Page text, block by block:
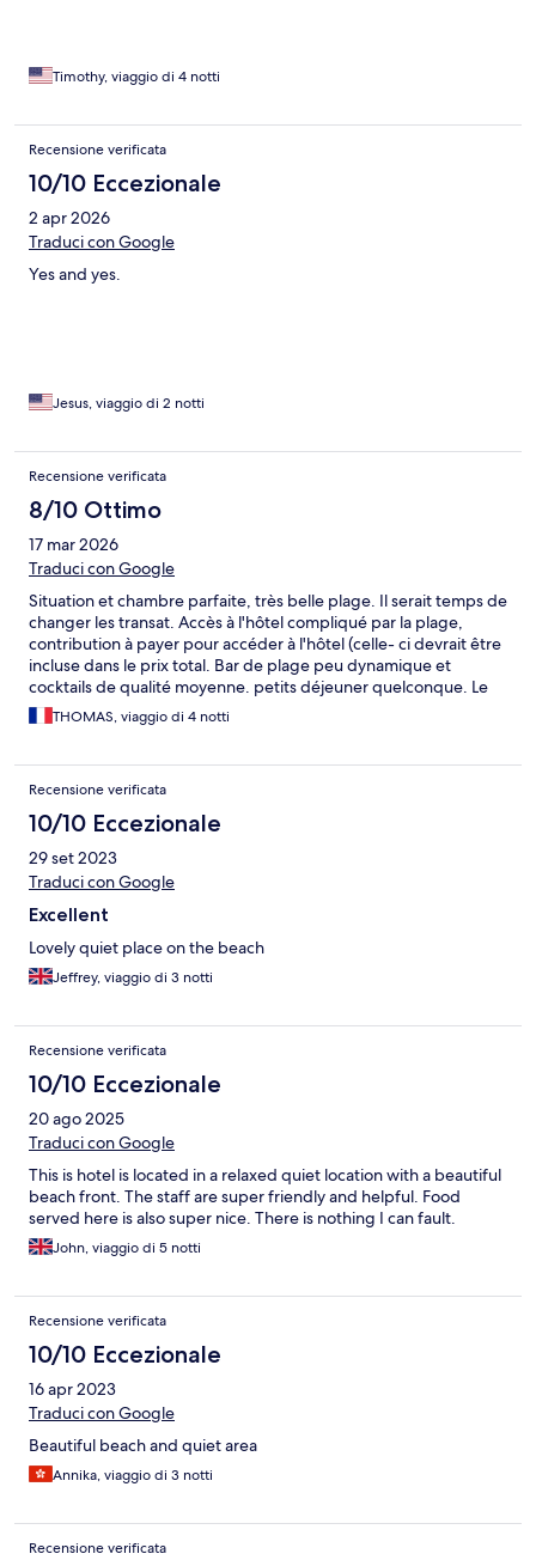
Timothy, viaggio di 4 notti
Recensione verificata
10/10 Eccezionale
2 apr 2026
Traduci con Google
Yes and yes.
Jesus, viaggio di 2 notti
Recensione verificata
8/10 Ottimo
17 mar 2026
Traduci con Google
Situation et chambre parfaite, très belle plage. Il serait temps de
changer les transat. Accès à l'hôtel compliqué par la plage,
contribution à payer pour accéder à l'hôtel (celle- ci devrait être
incluse dans le prix total. Bar de plage peu dynamique et
cocktails de qualité moyenne. petits déjeuner quelconque. Le
prix des chambres nous laissait espérer mieux
THOMAS, viaggio di 4 notti
Recensione verificata
10/10 Eccezionale
29 set 2023
Traduci con Google
Excellent
Lovely quiet place on the beach
Jeffrey, viaggio di 3 notti
Recensione verificata
10/10 Eccezionale
20 ago 2025
Traduci con Google
This is hotel is located in a relaxed quiet location with a beautiful
beach front. The staff are super friendly and helpful. Food
served here is also super nice. There is nothing I can fault.
John, viaggio di 5 notti
Recensione verificata
10/10 Eccezionale
16 apr 2023
Traduci con Google
Beautiful beach and quiet area
Annika, viaggio di 3 notti
Recensione verificata